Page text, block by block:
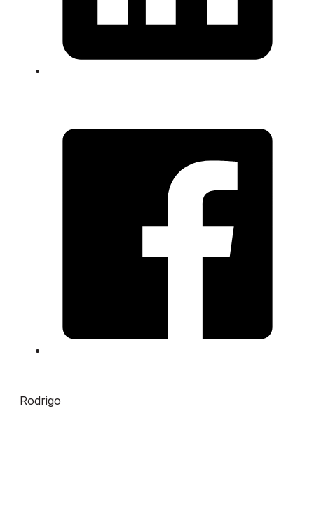
Rodrigo